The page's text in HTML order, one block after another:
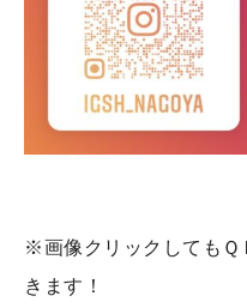
※画像クリックしてもＱ
きます！